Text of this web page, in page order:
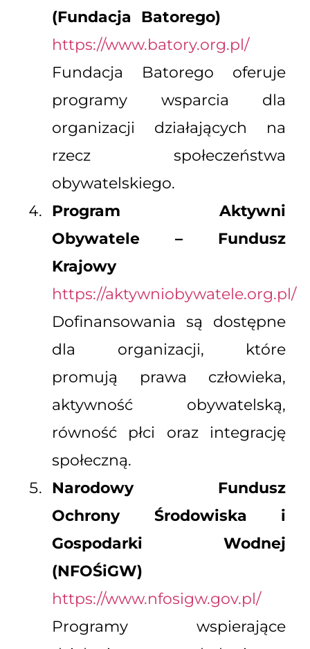
(Fundacja Batorego)
https://www.batory.org.pl/
Fundacja Batorego oferuje
programy wsparcia dla
organizacji działających na
rzecz społeczeństwa
obywatelskiego.
Program Aktywni
Obywatele – Fundusz
Krajowy
https://aktywniobywatele.org.pl/
Dofinansowania są dostępne
dla organizacji, które
promują prawa człowieka,
aktywność obywatelską,
równość płci oraz integrację
społeczną.
Narodowy Fundusz
Ochrony Środowiska i
Gospodarki Wodnej
(NFOŚiGW)
https://www.nfosigw.gov.pl/
Programy wspierające